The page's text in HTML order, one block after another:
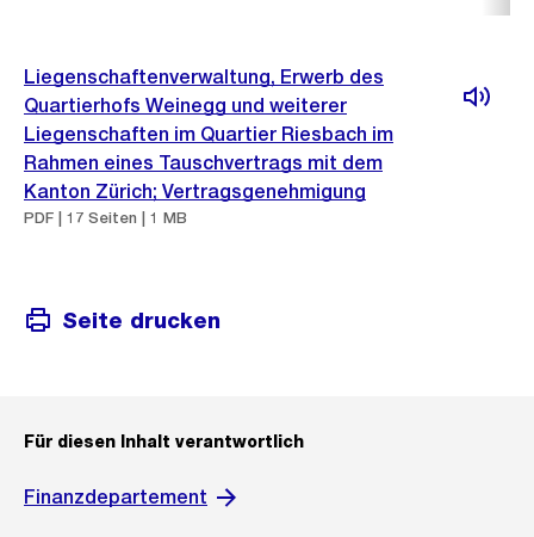
Liegenschaftenverwaltung, Erwerb des
Quartierhofs Weinegg und weiterer
Liegenschaften im Quartier Riesbach im
Rahmen eines Tauschvertrags mit dem
Kanton Zürich; Vertragsgenehmigung
PDF | 17 Seiten | 1 MB
Seite drucken
Für diesen Inhalt verantwortlich
Finanzdepartement